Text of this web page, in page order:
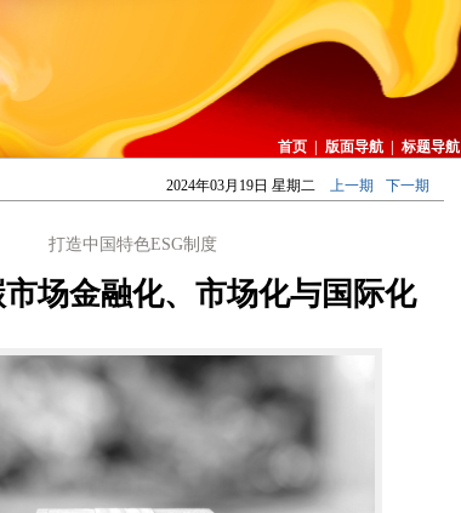
首页 版面导航 标题导航
2024年03月19日 星期二 上一期 下一期
打造中国特色ESG制度
场金融化、市场化与国际化